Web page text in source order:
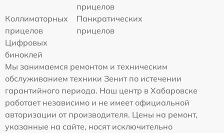
прицелов
Коллиматорных
прицелов
Панкратических
прицелов
Цифровых
биноклей
Мы занимаемся ремонтом и техническим
обслуживанием техники Зенит по истечении
гарантийного периода. Наш центр в Хабаровске
работает независимо и не имеет официальной
авторизации от производителя. Цены на ремонт,
указанные на сайте, носят исключительно